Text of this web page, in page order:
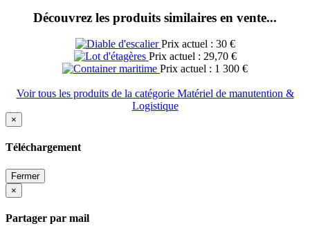
Découvrez les produits similaires en vente...
Prix actuel : 30 €
Prix actuel : 29,70 €
Prix actuel : 1 300 €
Voir tous les produits de la catégorie Matériel de manutention &
Logistique
×
Téléchargement
Fermer
×
Partager par mail